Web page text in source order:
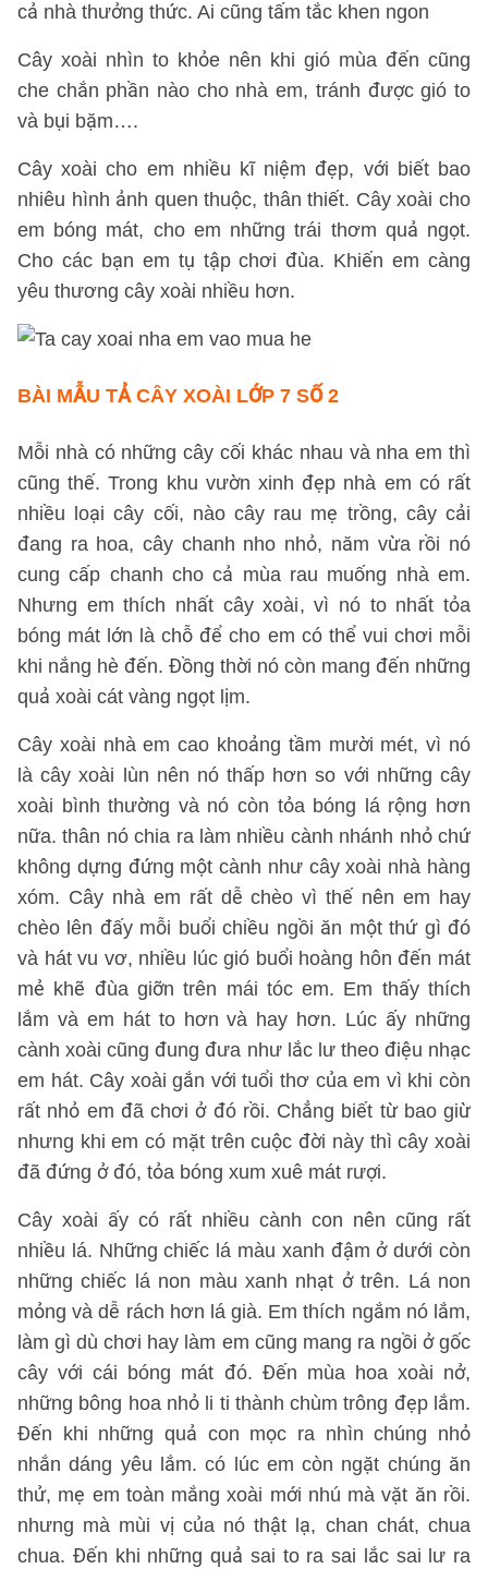
cả nhà thưởng thức. Ai cũng tấm tắc khen ngon
Cây xoài nhìn to khỏe nên khi gió mùa đến cũng
che chắn phần nào cho nhà em, tránh được gió to
và bụi bặm….
Cây xoài cho em nhiều kĩ niệm đẹp, với biết bao
nhiêu hình ảnh quen thuộc, thân thiết. Cây xoài cho
em bóng mát, cho em những trái thơm quả ngọt.
Cho các bạn em tụ tập chơi đùa. Khiến em càng
yêu thương cây xoài nhiều hơn.
BÀI MẪU TẢ CÂY XOÀI LỚP 7 SỐ 2
Mỗi nhà có những cây cối khác nhau và nha em thì
cũng thế. Trong khu vườn xinh đẹp nhà em có rất
nhiều loại cây cối, nào cây rau mẹ trồng, cây cải
đang ra hoa, cây chanh nho nhỏ, năm vừa rồi nó
cung cấp chanh cho cả mùa rau muống nhà em.
Nhưng em thích nhất cây xoài, vì nó to nhất tỏa
bóng mát lớn là chỗ để cho em có thể vui chơi mỗi
khi nắng hè đến. Đồng thời nó còn mang đến những
quả xoài cát vàng ngọt lịm.
Cây xoài nhà em cao khoảng tầm mười mét, vì nó
là cây xoài lùn nên nó thấp hơn so với những cây
xoài bình thường và nó còn tỏa bóng lá rộng hơn
nữa. thân nó chia ra làm nhiều cành nhánh nhỏ chứ
không dựng đứng một cành như cây xoài nhà hàng
xóm. Cây nhà em rất dễ chèo vì thế nên em hay
chèo lên đấy mỗi buổi chiều ngồi ăn một thứ gì đó
và hát vu vơ, nhiều lúc gió buổi hoàng hôn đến mát
mẻ khẽ đùa giỡn trên mái tóc em. Em thấy thích
lắm và em hát to hơn và hay hơn. Lúc ấy những
cành xoài cũng đung đưa như lắc lư theo điệu nhạc
em hát. Cây xoài gắn với tuổi thơ của em vì khi còn
rất nhỏ em đã chơi ở đó rồi. Chẳng biết từ bao giừ
nhưng khi em có mặt trên cuộc đời này thì cây xoài
đã đứng ở đó, tỏa bóng xum xuê mát rượi.
Cây xoài ấy có rất nhiều cành con nên cũng rất
nhiều lá. Những chiếc lá màu xanh đậm ở dưới còn
những chiếc lá non màu xanh nhạt ở trên. Lá non
mỏng và dễ rách hơn lá già. Em thích ngắm nó lắm,
làm gì dù chơi hay làm em cũng mang ra ngồi ở gốc
cây với cái bóng mát đó. Đến mùa hoa xoài nở,
những bông hoa nhỏ li ti thành chùm trông đẹp lắm.
Đến khi những quả con mọc ra nhìn chúng nhỏ
nhắn dáng yêu lắm. có lúc em còn ngặt chúng ăn
thử, mẹ em toàn mắng xoài mới nhú mà vặt ăn rồi.
nhưng mà mùi vị của nó thật lạ, chan chát, chua
chua. Đến khi những quả sai to ra sai lắc sai lư ra